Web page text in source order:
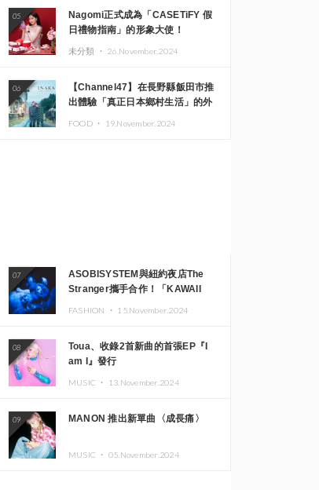
05
Nagomi正式成為「CASETiFY 假
日禮物指南」的形象大使！
未分類 ・ 26.November.2024
06
【Channel47】在長野縣飯田市推
出體驗「真正日本鄉村生活」的外
FOOD ・ 19.November.2024
07
ASOBISYSTEM與紐約夜店The
Stranger攜手合作！「KAWAII
FASHION ・ 15.November.2024
08
Toua、收錄2首新曲的首張EP『I
am I』發行
MUSIC ・ 13.November.2024
09 MANON 推出新單曲〈成長痛〉
MUSIC ・ 05.November.2024